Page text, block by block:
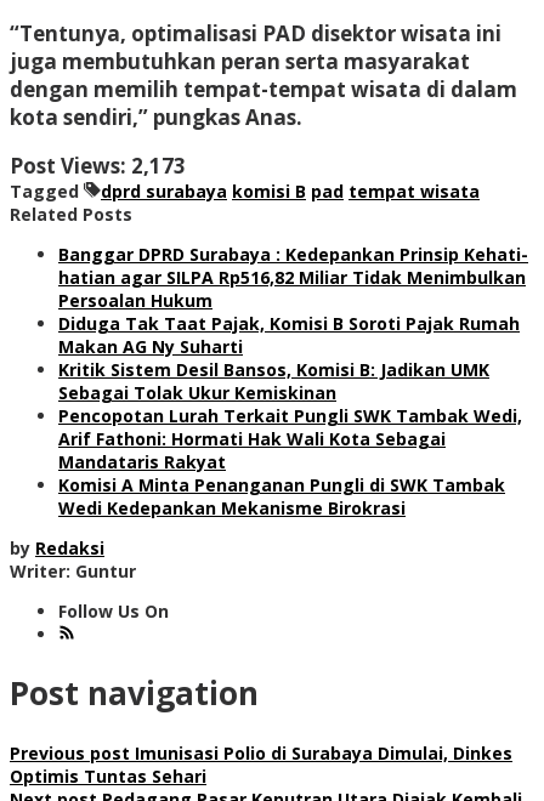
“Tentunya, optimalisasi PAD disektor wisata ini
juga membutuhkan peran serta masyarakat
dengan memilih tempat-tempat wisata di dalam
kota sendiri,” pungkas Anas.
Post Views: 2,173
Tagged dprd surabaya komisi B pad tempat wisata
Related Posts
Banggar DPRD Surabaya : Kedepankan Prinsip Kehati-
hatian agar SILPA Rp516,82 Miliar Tidak Menimbulkan
Persoalan Hukum
Diduga Tak Taat Pajak, Komisi B Soroti Pajak Rumah
Makan AG Ny Suharti
Kritik Sistem Desil Bansos, Komisi B: Jadikan UMK
Sebagai Tolak Ukur Kemiskinan
Pencopotan Lurah Terkait Pungli SWK Tambak Wedi,
Arif Fathoni: Hormati Hak Wali Kota Sebagai
Mandataris Rakyat
Komisi A Minta Penanganan Pungli di SWK Tambak
Wedi Kedepankan Mekanisme Birokrasi
by Redaksi
Writer: Guntur
Follow Us On
Post navigation
Previous post Imunisasi Polio di Surabaya Dimulai, Dinkes
Optimis Tuntas Sehari